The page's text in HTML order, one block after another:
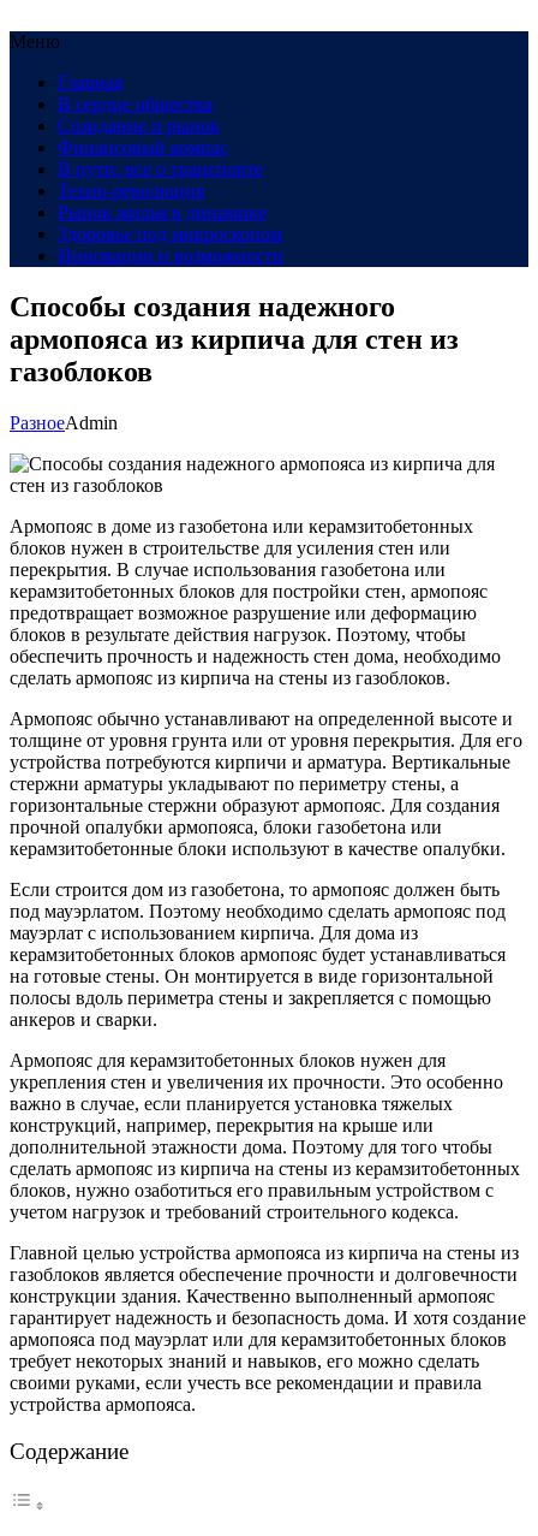
Меню
Главная
В сердце общества
Созидание и рынок
Финансовый компас
В пути: все о транспорте
Техно-революция
Рынок жилья в динамике
Здоровье под микроскопом
Инновации и возможности
Способы создания надежного
армопояса из кирпича для стен из
газоблоков
РазноеAdmin
Армопояс в доме из газобетона или керамзитобетонных
блоков нужен в строительстве для усиления стен или
перекрытия. В случае использования газобетона или
керамзитобетонных блоков для постройки стен, армопояс
предотвращает возможное разрушение или деформацию
блоков в результате действия нагрузок. Поэтому, чтобы
обеспечить прочность и надежность стен дома, необходимо
сделать армопояс из кирпича на стены из газоблоков.
Армопояс обычно устанавливают на определенной высоте и
толщине от уровня грунта или от уровня перекрытия. Для его
устройства потребуются кирпичи и арматура. Вертикальные
стержни арматуры укладывают по периметру стены, а
горизонтальные стержни образуют армопояс. Для создания
прочной опалубки армопояса, блоки газобетона или
керамзитобетонные блоки используют в качестве опалубки.
Если строится дом из газобетона, то армопояс должен быть
под мауэрлатом. Поэтому необходимо сделать армопояс под
мауэрлат с использованием кирпича. Для дома из
керамзитобетонных блоков армопояс будет устанавливаться
на готовые стены. Он монтируется в виде горизонтальной
полосы вдоль периметра стены и закрепляется с помощью
анкеров и сварки.
Армопояс для керамзитобетонных блоков нужен для
укрепления стен и увеличения их прочности. Это особенно
важно в случае, если планируется установка тяжелых
конструкций, например, перекрытия на крыше или
дополнительной этажности дома. Поэтому для того чтобы
сделать армопояс из кирпича на стены из керамзитобетонных
блоков, нужно озаботиться его правильным устройством с
учетом нагрузок и требований строительного кодекса.
Главной целью устройства армопояса из кирпича на стены из
газоблоков является обеспечение прочности и долговечности
конструкции здания. Качественно выполненный армопояс
гарантирует надежность и безопасность дома. И хотя создание
армопояса под мауэрлат или для керамзитобетонных блоков
требует некоторых знаний и навыков, его можно сделать
своими руками, если учесть все рекомендации и правила
устройства армопояса.
Содержание